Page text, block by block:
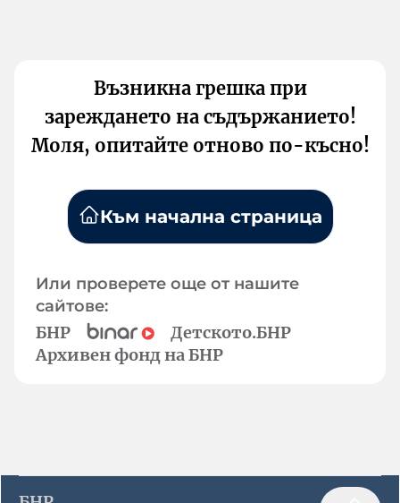
Възникна грешка при
зареждането на съдържанието!
Моля, опитайте отново по-късно!
Към начална страница
Или проверете още от нашите
сайтове:
БНР
Детското.БНР
Архивен фонд на БНР